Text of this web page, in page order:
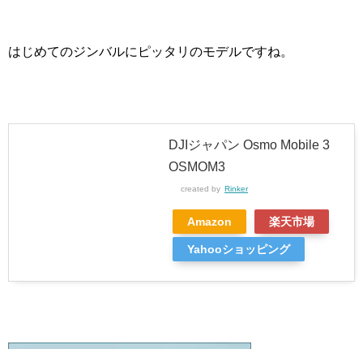
はじめてのジンバルにピッタリのモデルですね。
DJIジャパン Osmo Mobile 3
OSMOM3
created by Rinker
Amazon 楽天市場
Yahooショッピング